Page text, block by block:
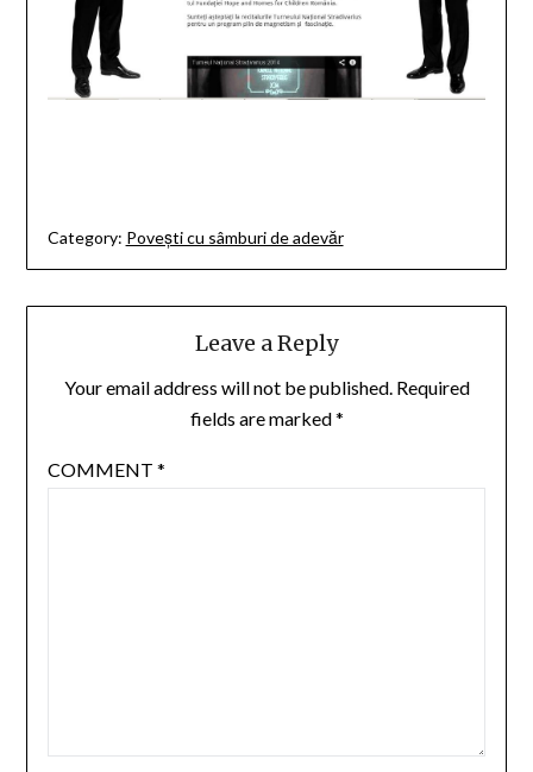
Category: Povești cu sâmburi de adevăr
Leave a Reply
Your email address will not be published. Required
fields are marked*
COMMENT *